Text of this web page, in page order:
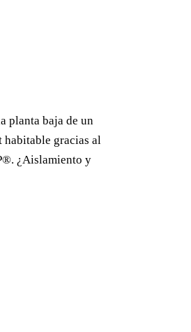
planta baja de un
habitable gracias al
¿Aislamiento y